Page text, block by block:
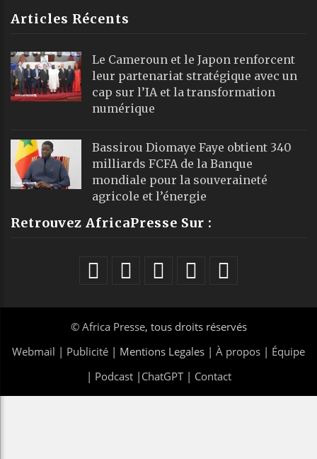
Articles Récents
Le Cameroun et le Japon renforcent
leur partenariat stratégique avec un
cap sur l’IA et la transformation
numérique
Bassirou Diomaye Faye obtient 340
milliards FCFA de la Banque
mondiale pour la souveraineté
agricole et l’énergie
Retrouvez AfricaPresse Sur :
© Africa Presse, tous droits réservés
Webmail | Publicité | Mentions Legales | À propos | Équipe
| Podcast| ChatGPT| Contact